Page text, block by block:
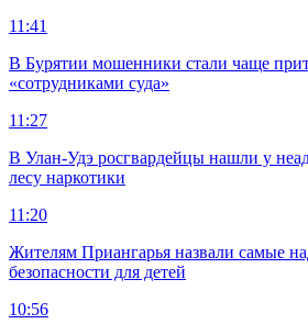
11:41
В Бурятии мошенники стали чаще
«сотрудниками суда»
11:27
В Улан-Удэ росгвардейцы нашли у
лесу наркотики
11:20
Жителям Приангарья назвали самые
безопасности для детей
10:56